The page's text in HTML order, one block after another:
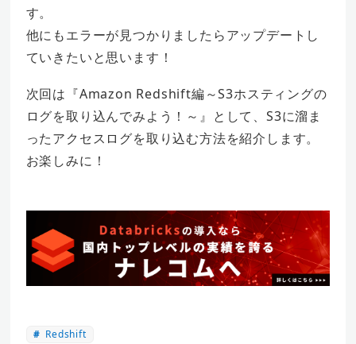
す。
他にもエラーが見つかりましたらアップデートし
ていきたいと思います！
次回は『Amazon Redshift編～S3ホスティングの
ログを取り込んでみよう！～』として、S3に溜ま
ったアクセスログを取り込む方法を紹介します。
お楽しみに！
Redshift